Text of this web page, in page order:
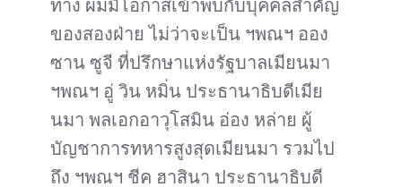
ทาง ผมมีโอกาสเข้าพบกับบุคคลสำคัญ
ของสองฝ่าย ไม่ว่าจะเป็น ฯพณฯ ออง
ซาน ซูจี ที่ปรึกษาแห่งรัฐบาลเมียนมา
ฯพณฯ อู่ วิน หมิ่น ประธานาธิบดีเมีย
นมา พลเอกอาวุโสมิน อ่อง หล่าย ผู้
บัญชาการทหารสูงสุดเมียนมา รวมไป
ถึง ฯพณฯ ชีค ฮาสินา ประธานาธิบดี